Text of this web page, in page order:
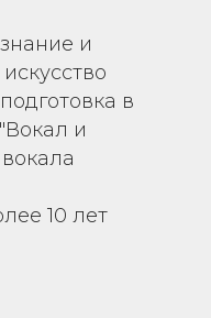
и
в
и
10 лет